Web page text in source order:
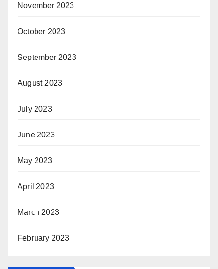
November 2023
October 2023
September 2023
August 2023
July 2023
June 2023
May 2023
April 2023
March 2023
February 2023